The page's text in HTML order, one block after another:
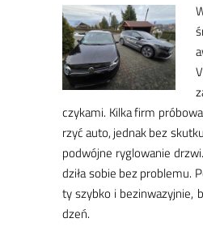
czy­ka­mi. Kil­ka firm
rzyć au­to, jed­nak bez
po­dwój­ne ry­glo­wa­nie
dzi­ła so­bie bez pro­ble­mu.
ty szyb­ko i bez­in­wa­zyj­nie,
dzeń.